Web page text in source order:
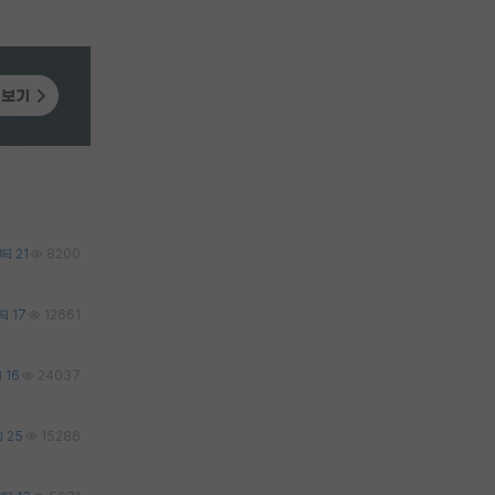
21 8200
17 12661
16 24037
25 15286